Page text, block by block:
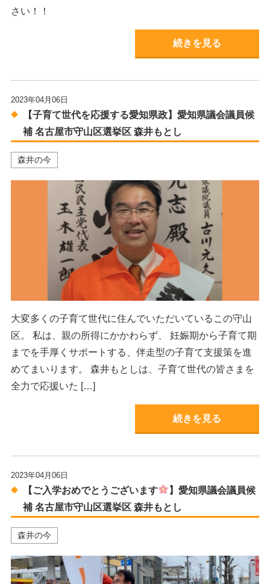
さい！！
続きを見る
2023年04月06日
【子育て世代を応援する愛知県政】愛知県議会議員候
補 名古屋市守山区選挙区 森井もとし
森井の今
大変多くの子育て世代に住んでいただいているこの守山
区。 私は、親の所得にかかわらず、 妊娠期から子育て期
までを手厚くサポートする、伴走型の子育て支援策を進
めてまいります。 森井もとしは、子育て世代の皆さまを
全力で応援いた […]
続きを見る
2023年04月06日
【ご入学おめでとうございます
】愛知県議会議員候
補 名古屋市守山区選挙区 森井もとし
森井の今